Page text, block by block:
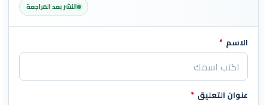
النشر بعد المراجعة
اترك هذا الحقل فارغاً
الاسم *
عنوان التعليق *